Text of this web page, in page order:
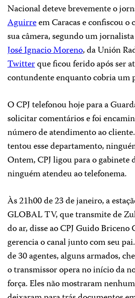
Nacional deteve brevemente o
Aguirreem Caracas e confiscou
sua câmera, segundo um
José Ignacio Moreno, da Unión
Twitterque ficou ferido após ser
contundente enquanto cobria um
O CPJ telefonou hoje para a
solicitar comentários e foi
número de atendimento ao
tentou esse departamento,
Ontem, CPJ ligou para o gabinete
ninguém atendeu ao telefonema.
Às 21h00 de 23 de janeiro, a
GLOBAL TV, que transmite de
do ar, disse ao CPJ Guido Briceno
gerencia o canal junto com seu
de 30 agentes, alguns armados,
o transmissor opera no início da
força. Eles não mostraram